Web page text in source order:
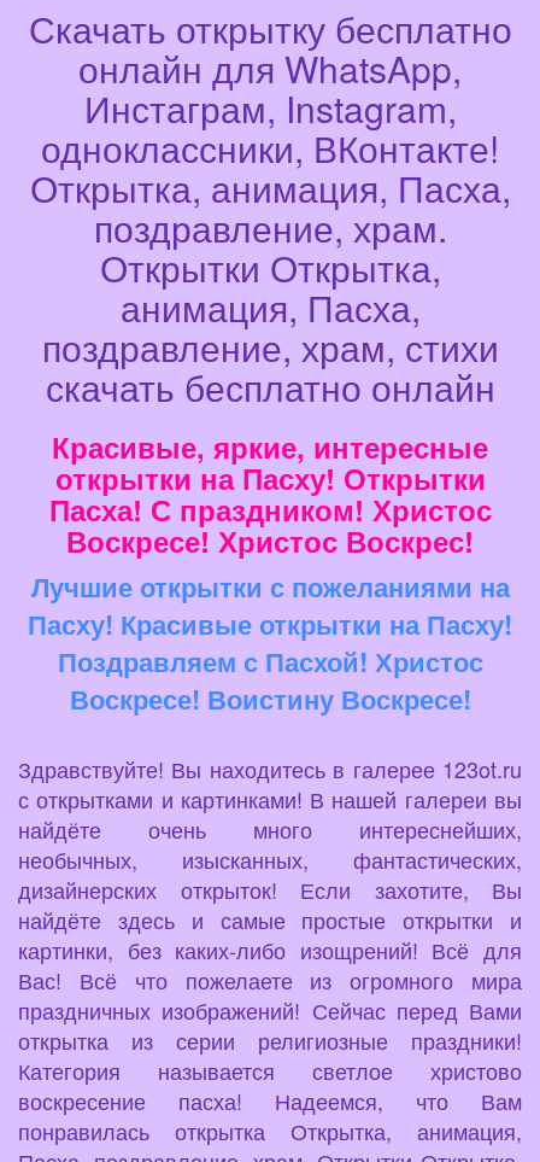
Скачать открытку бесплатно
онлайн для WhatsApp,
Инстаграм, Instagram,
одноклассники, ВКонтакте!
Открытка, анимация, Пасха,
поздравление, храм.
Открытки Открытка,
анимация, Пасха,
поздравление, храм, стихи
скачать бесплатно онлайн
Красивые, яркие, интересные
открытки на Пасху! Открытки
Пасха! С праздником! Христос
Воскресе! Христос Воскрес!
Лучшие открытки с пожеланиями на
Пасху! Красивые открытки на Пасху!
Поздравляем с Пасхой! Христос
Воскресе! Воистину Воскресе!
Здравствуйте! Вы находитесь в галерее 123ot.ru
с открытками и картинками! В нашей галереи вы
найдёте очень много интереснейших,
необычных, изысканных, фантастических,
дизайнерских открыток! Если захотите, Вы
найдёте здесь и самые простые открытки и
картинки, без каких-либо изощрений! Всё для
Вас! Всё что пожелаете из огромного мира
праздничных изображений! Сейчас перед Вами
открытка из серии религиозные праздники!
Категория называется светлое христово
воскресение пасха! Надеемся, что Вам
понравилась открытка Открытка, анимация,